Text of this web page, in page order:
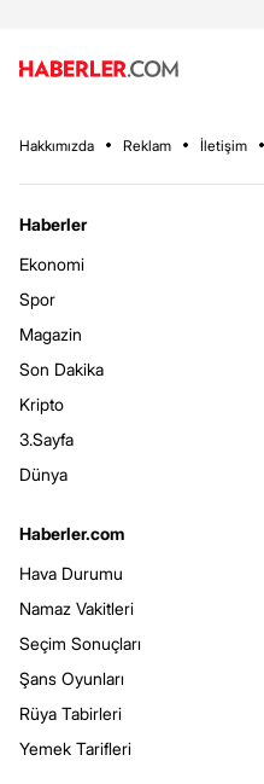
Hakkımızda Reklam İletişim
Haberler
Ekonomi
Spor
Magazin
Son Dakika
Kripto
3.Sayfa
Dünya
Haberler.com
Hava Durumu
Namaz Vakitleri
Seçim Sonuçları
Şans Oyunları
Rüya Tabirleri
Yemek Tarifleri